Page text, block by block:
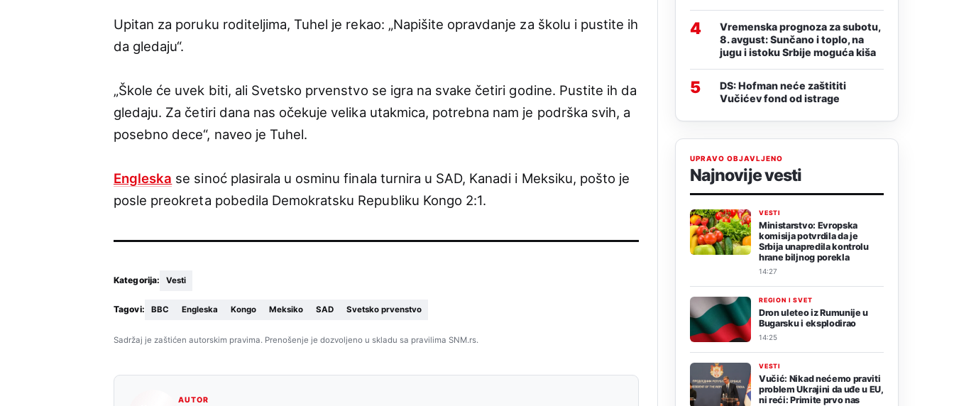
Upitan za poruku roditeljima, Tuhel je rekao: „Napišite opravdanje za školu i pustite ih
da gledaju“.
„Škole će uvek biti, ali Svetsko prvenstvo se igra na svake četiri godine. Pustite ih da
gledaju. Za četiri dana nas očekuje velika utakmica, potrebna nam je podrška svih, a
posebno dece“, naveo je Tuhel.
Engleska se sinoć plasirala u osminu finala turnira u SAD, Kanadi i Meksiku, pošto je
posle preokreta pobedila Demokratsku Republiku Kongo 2:1.
Kategorija: Vesti
Tagovi: BBC Engleska Kongo Meksiko SAD Svetsko prvenstvo
Sadržaj je zaštićen autorskim pravima. Prenošenje je dozvoljeno u skladu sa pravilima SNM.rs.
AUTOR
4
Vremenska prognoza za subotu,
8. avgust: Sunčano i toplo, na
jugu i istoku Srbije moguća kiša
5
DS: Hofman neće zaštititi
Vučićev fond od istrage
UPRAVO OBJAVLJENO
Najnovije vesti
VESTI
Ministarstvo: Evropska
komisija potvrdila da je
Srbija unapredila kontrolu
hrane biljnog porekla
14:27
REGION I SVET
Dron uleteo iz Rumunije u
Bugarsku i eksplodirao
14:25
VESTI
Vučić: Nikad nećemo praviti
problem Ukrajini da uđe u EU,
ni reći: Primite prvo nas